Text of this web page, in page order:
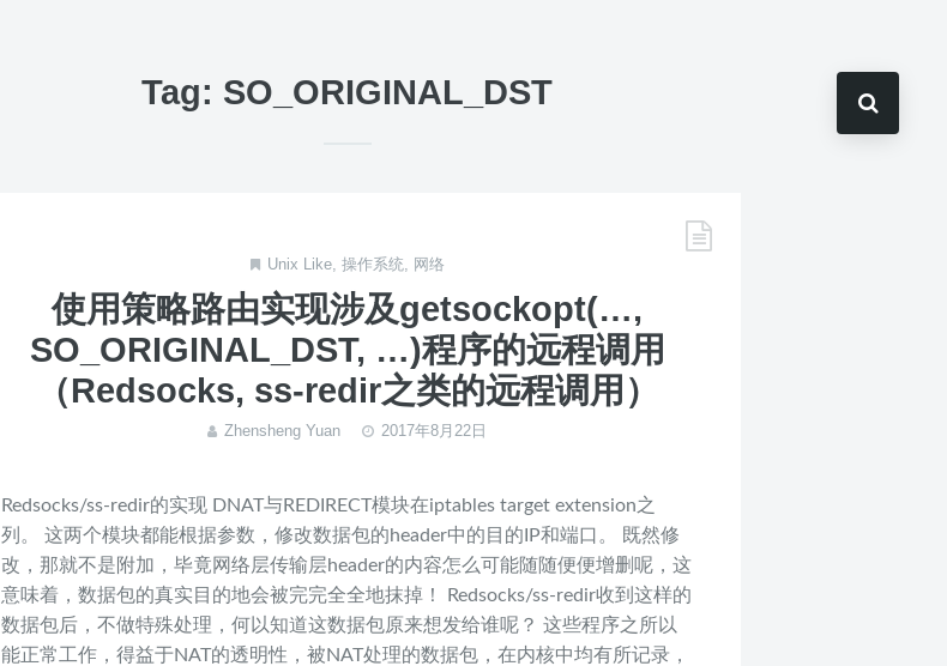
Tag: SO_ORIGINAL_DST
Unix Like, 操作系统, 网络
使用策略路由实现涉及getsockopt(…,
SO_ORIGINAL_DST, …)程序的远程调用
（Redsocks, ss-redir之类的远程调用）
Zhensheng Yuan 2017年8月22日
Redsocks/ss-redir的实现 DNAT与REDIRECT模块在iptables target extension之
列。 这两个模块都能根据参数，修改数据包的header中的目的IP和端口。 既然修
改，那就不是附加，毕竟网络层传输层header的内容怎么可能随随便便增删呢，这
意味着，数据包的真实目的地会被完完全全地抹掉！ Redsocks/ss-redir收到这样的
数据包后，不做特殊处理，何以知道这数据包原来想发给谁呢？ 这些程序之所以
能正常工作，得益于NAT的透明性，被NAT处理的数据包，在内核中均有所记录，